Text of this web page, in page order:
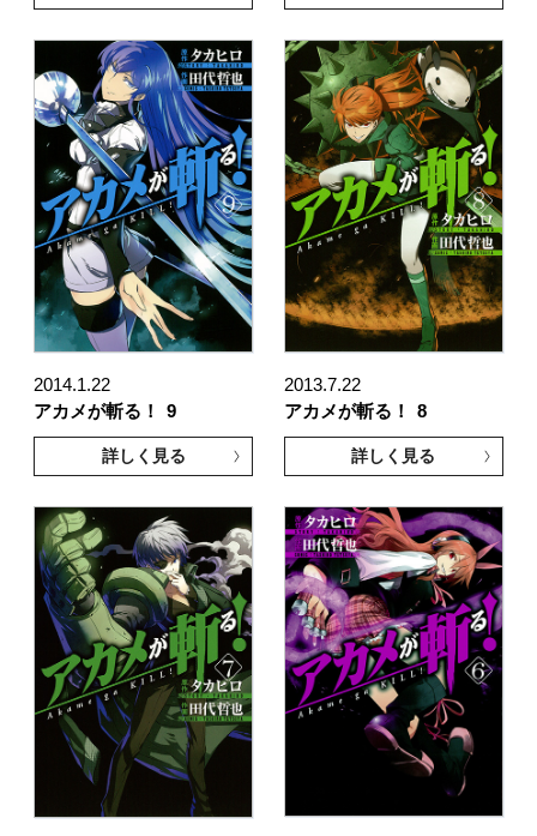
2014.1.22
アカメが斬る！
9
詳しく見る
2013.7.22
アカメが斬る！
8
詳しく見る